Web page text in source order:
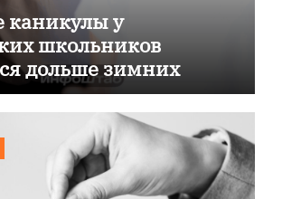
каникулы у
школьников
дольше зимних